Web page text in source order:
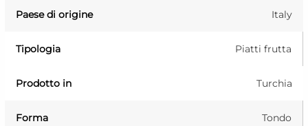
Paese di origine Italy
Tipologia Piatti frutta
Prodotto in Turchia
Forma Tondo